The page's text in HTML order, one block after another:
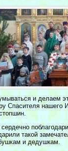
и делаем
Спасителя нашего
такой
и дедушкам.